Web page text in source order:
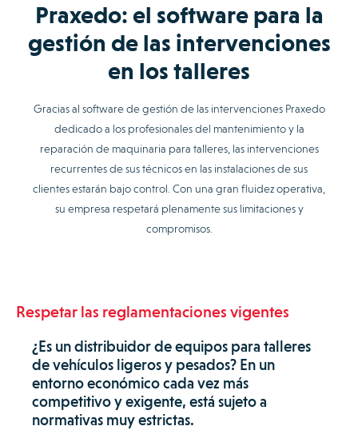
Praxedo: el software para la
gestión de las intervenciones
en los talleres
Gracias al software de gestión de las intervenciones Praxedo
dedicado a los profesionales del mantenimiento y la
reparación de maquinaria para talleres, las intervenciones
recurrentes de sus técnicos en las instalaciones de sus
clientes estarán bajo control. Con una gran fluidez operativa,
su empresa respetará plenamente sus limitaciones y
compromisos.
Respetar las reglamentaciones vigentes
¿Es un distribuidor de equipos para talleres
de vehículos ligeros y pesados? En un
entorno económico cada vez más
competitivo y exigente, está sujeto a
normativas muy estrictas.